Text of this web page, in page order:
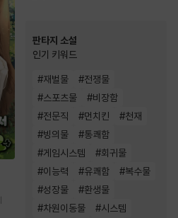
판타지 소설
인기 키워드
#재벌물 #전쟁물
#스포츠물 #비장함
#전문직 #먼치킨 #천재
#빙의물 #통쾌함
#게임시스템 #회귀물
#이능력 #유쾌함 #복수물
#성장물 #환생물
#차원이동물 #시스템